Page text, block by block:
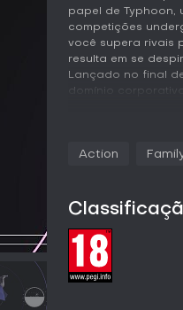
papel de Typhoon,
competições
você supera rivais
resulta em se
Lançado no final
domínio
sistemas
sequências
desenvolvem a
afetam
dificuldade por
Action